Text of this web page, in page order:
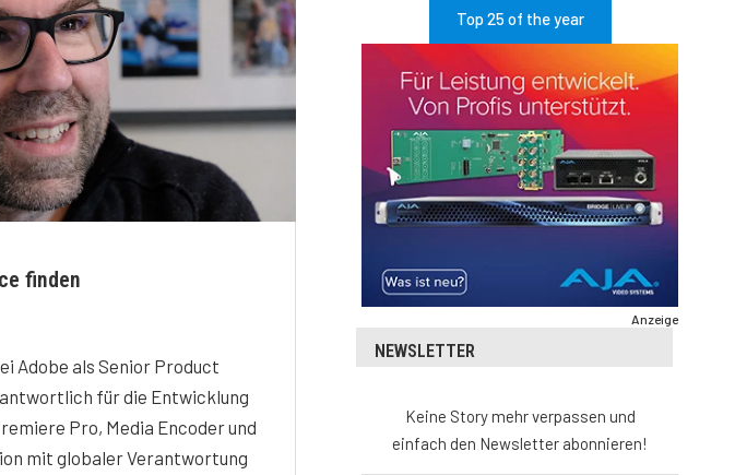
finden
Adobe als Senior Product
für die Entwicklung
Pro, Media Encoder und
mit globaler Verantwortung
Top 25 of the year
Anzeige
NEWSLETTER
Keine Story mehr verpassen und
einfach den Newsletter abonnieren!